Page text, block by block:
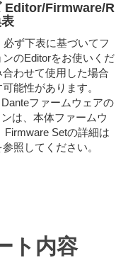
Editor/Firmware/R
ず下表に基づいてフ
のEditorをお使いくだ
わせて使用した場合
能性があります。
ファームウェアの
は、本体ファームウ
Firmware Setの詳細は
照してください。
ト内容